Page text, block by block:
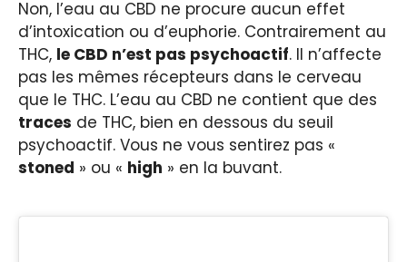
Non, l’eau au CBD ne procure aucun effet
d’intoxication ou d’euphorie. Contrairement au
THC, le CBD n’est pas psychoactif. Il n’affecte
pas les mêmes récepteurs dans le cerveau
que le THC. L’eau au CBD ne contient que des
traces de THC, bien en dessous du seuil
psychoactif. Vous ne vous sentirez pas «
stoned » ou « high » en la buvant.